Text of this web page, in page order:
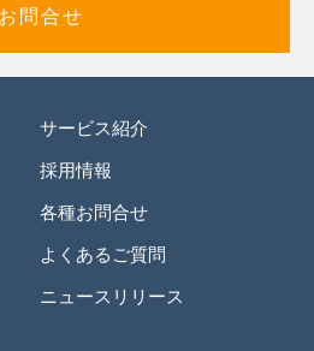
問合せ
サービス紹介
採用情報
各種お問合せ
よくあるご質問
ニュースリリース